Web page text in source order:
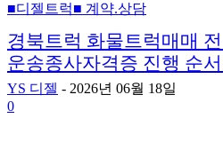
■디젤트럭■ 계약.상담
경북트럭 화물트럭매매
운송종사자격증 진행 순
YS 디젤 - 2026년 06월 18일
0